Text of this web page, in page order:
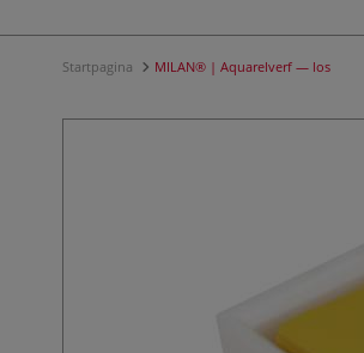
Startpagina MILAN® | Aquarelverf — los